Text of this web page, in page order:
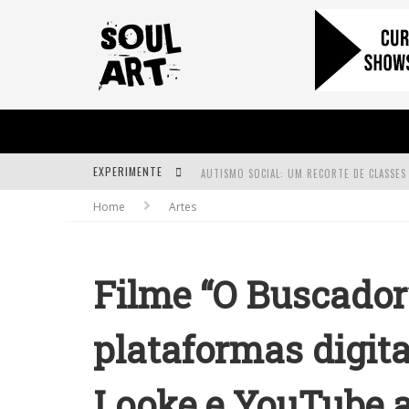
EXPERIMENTE
Home Artes
Filme “O
plataformas